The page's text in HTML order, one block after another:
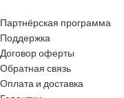
Партнёрская программа
Поддержка
Договор оферты
Обратная связь
Оплата и доставка